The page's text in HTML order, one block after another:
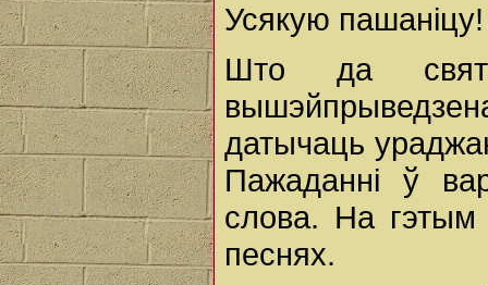
Усякую пашаніцу!
Што да
датычаць
Пажаданні ў
слова. На гэтым
песнях.